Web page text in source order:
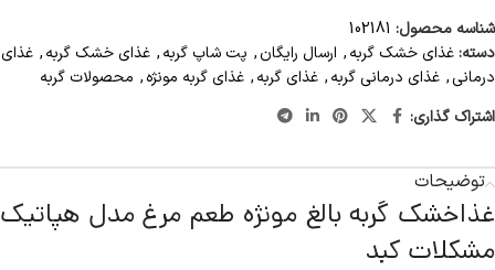
شناسه محصول: 102181
دسته:غذای خشک گربه, ارسال رایگان, پت شاپ گربه, غذای خشک گربه, غذای
درمانی, غذای درمانی گربه, غذای گربه, غذای گربه مونژه, محصولات گربه
اشتراک گذاری:
توضیحات
غذاخشک گربه بالغ مونژه طعم مرغ مدل هپاتیک
مشکلات کبد